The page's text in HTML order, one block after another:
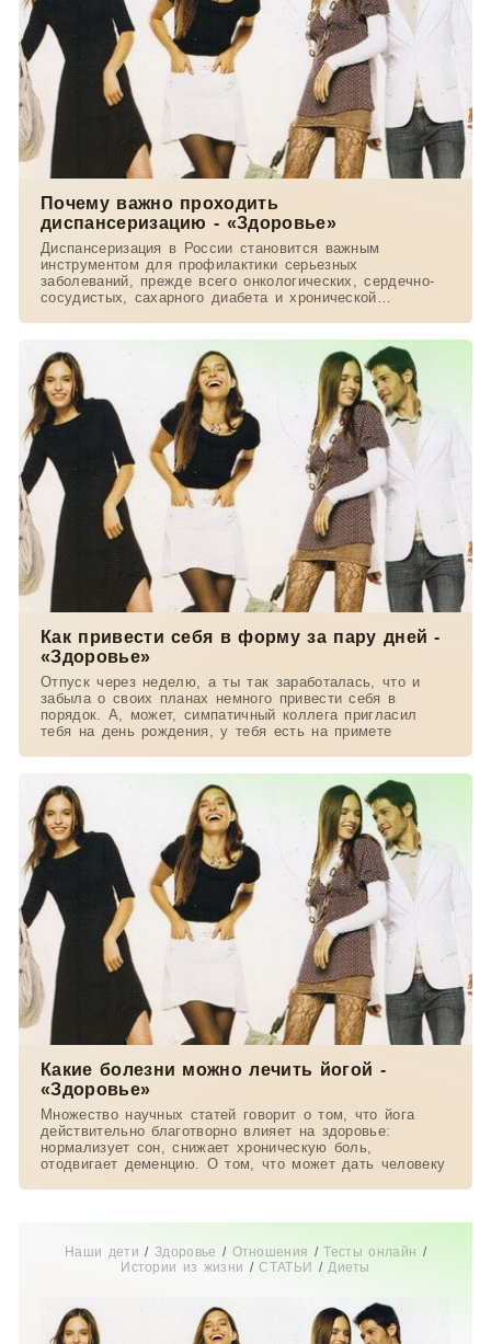
Почему важно проходить
диспансеризацию - «Здоровье»
Диспансеризация в России становится важным
инструментом для профилактики серьезных
заболеваний, прежде всего онкологических, сердечно-
сосудистых, сахарного диабета и хронической
Как привести себя в форму за пару дней -
«Здоровье»
Отпуск через неделю, а ты так заработалась, что и
забыла о своих планах немного привести себя в
порядок. А, может, симпатичный коллега пригласил
тебя на день рождения, у тебя есть на примете
Какие болезни можно лечить йогой -
«Здоровье»
Множество научных статей говорит о том, что йога
действительно благотворно влияет на здоровье:
нормализует сон, снижает хроническую боль,
отодвигает деменцию. О том, что может дать человеку
Наши дети / Здоровье / Отношения /Тесты онлайн /
Истории из жизни /СТАТЬИ /Диеты